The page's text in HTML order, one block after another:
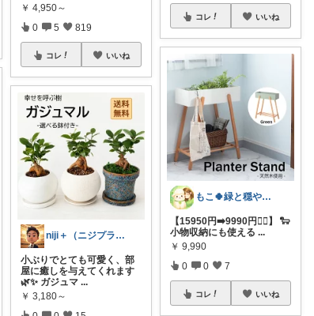
￥ 4,950～
0 5 819
コレ いいね
niji＋（ニジプラス）感謝しています
小ぶりでとても可愛く、部
屋に癒しを与えてくれます
🌿✨ ガジュマ ...
￥ 3,180～
コレ いいね
もこ🍀緑と穏やかなくらし🐑🍀
【15950円➡️9990円❤️‍🔥】 ‎🐑
小物収納にも使える ...
￥ 9,990
0 0 7
コレ いいね